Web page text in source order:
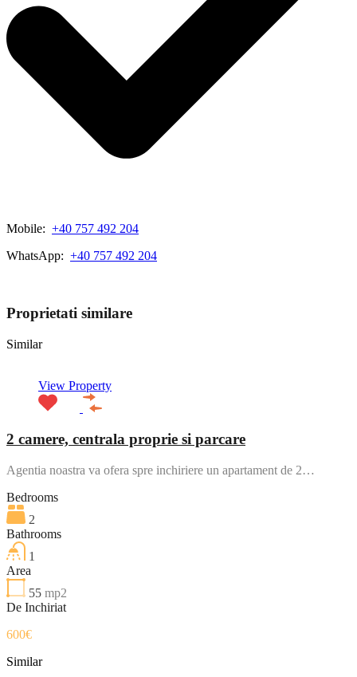
Mobile: +40 757 492 204
WhatsApp: +40 757 492 204
Proprietati similare
Similar
View Property
2 camere, centrala proprie si parcare
Agentia noastra va ofera spre inchiriere un apartament de 2…
Bedrooms
2
Bathrooms
1
Area
55 mp2
De Inchiriat
600€
Similar